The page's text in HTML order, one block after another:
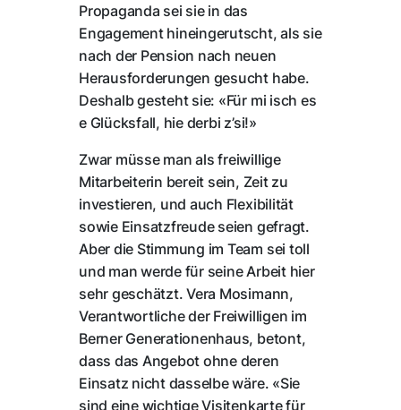
Propaganda sei sie in das
Engagement hineingerutscht, als sie
nach der Pension nach neuen
Herausforderungen gesucht habe.
Deshalb gesteht sie: «Für mi isch es
e Glücksfall, hie derbi z’si!»
Zwar müsse man als freiwillige
Mitarbeiterin bereit sein, Zeit zu
investieren, und auch Flexibilität
sowie Einsatzfreude seien gefragt.
Aber die Stimmung im Team sei toll
und man werde für seine Arbeit hier
sehr geschätzt. Vera Mosimann,
Verantwortliche der Freiwilligen im
Berner Generationenhaus, betont,
dass das Angebot ohne deren
Einsatz nicht dasselbe wäre. «Sie
sind eine wichtige Visitenkarte für